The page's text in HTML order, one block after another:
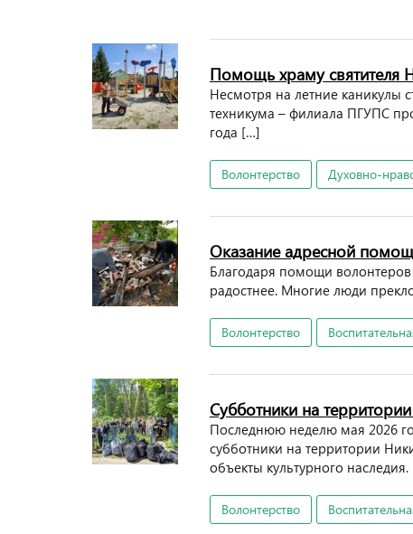
Помощь храму святителя
Несмотря на летние каникулы
техникума – филиала ПГУПС
года […]
Волонтерство Духовно-
Оказание адресной
Благодаря помощи
радостнее. Многие люди
Волонтерство
Субботники на
Последнюю неделю мая 2026
субботники на территории
объекты культурного
Волонтерство